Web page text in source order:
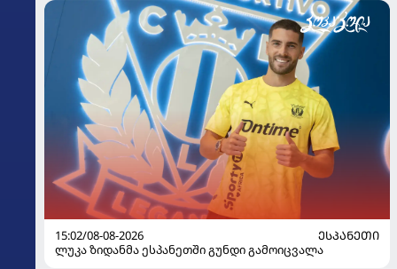
15:02/08-08-2026
ᲔᲡᲞᲐᲜᲔᲗᲘ
ლუკა ზიდანმა ესპანეთში გუნდი გამოიცვალა